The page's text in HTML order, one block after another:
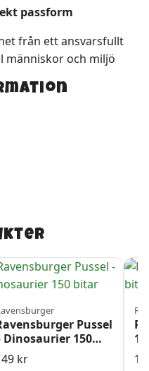
passform
från ett ansvarsfullt
människor och miljö
Pussel
Dinosaurier 150
kr